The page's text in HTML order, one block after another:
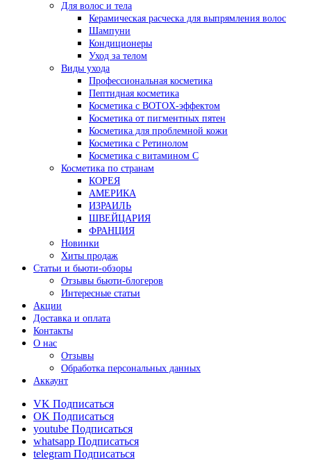
Для волос и тела
Керамическая расческа для выпрямления волос
Шампуни
Кондиционеры
Уход за телом
Виды ухода
Профессиональная косметика
Пептидная косметика
Косметика с BOTOX-эффектом
Косметика от пигментных пятен
Косметика для проблемной кожи
Косметика с Ретинолом
Косметика с витамином С
Косметика по странам
КОРЕЯ
АМЕРИКА
ИЗРАИЛЬ
ШВЕЙЦАРИЯ
ФРАНЦИЯ
Новинки
Хиты продаж
Статьи и бьюти-обзоры
Отзывы бьюти-блогеров
Интересные статьи
Акции
Доставка и оплата
Контакты
О нас
Отзывы
Обработка персональных данных
Аккаунт
VK Подписаться
OK Подписаться
youtube Подписаться
whatsapp Подписаться
telegram Подписаться